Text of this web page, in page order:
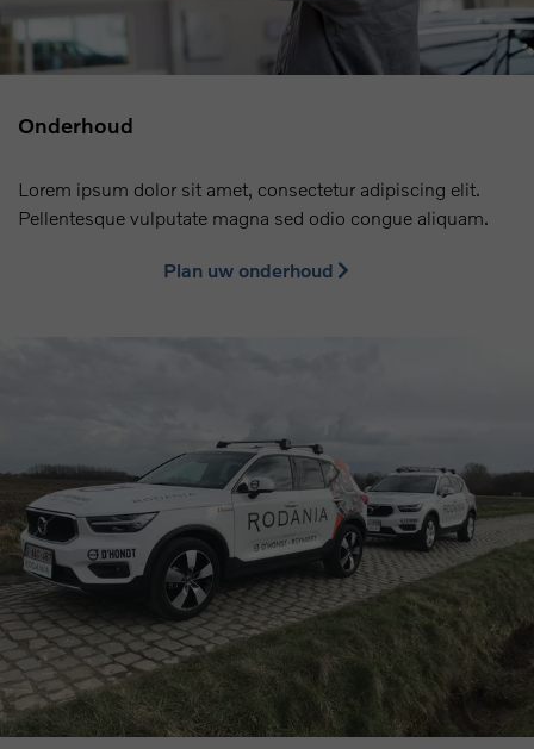
Onderhoud
Lorem ipsum dolor sit amet, consectetur adipiscing elit.
Pellentesque vulputate magna sed odio congue aliquam.
Plan uw onderhoud